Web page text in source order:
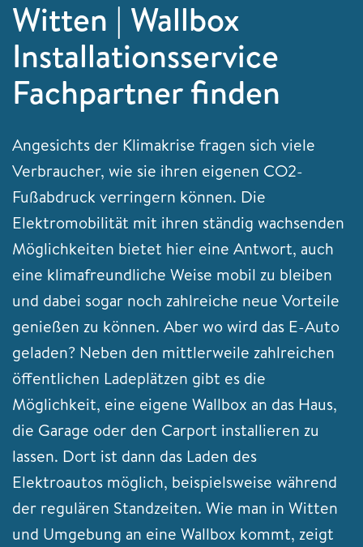
Witten | Wallbox
Installationsservice
Fachpartner finden
Angesichts der Klimakrise fragen sich viele
Verbraucher, wie sie ihren eigenen CO2-
Fußabdruck verringern können. Die
Elektromobilität mit ihren ständig wachsenden
Möglichkeiten bietet hier eine Antwort, auch
eine klimafreundliche Weise mobil zu bleiben
und dabei sogar noch zahlreiche neue Vorteile
genießen zu können. Aber wo wird das E-Auto
geladen? Neben den mittlerweile zahlreichen
öffentlichen Ladeplätzen gibt es die
Möglichkeit, eine eigene Wallbox an das Haus,
die Garage oder den Carport installieren zu
lassen. Dort ist dann das Laden des
Elektroautos möglich, beispielsweise während
der regulären Standzeiten. Wie man in Witten
und Umgebung an eine Wallbox kommt, zeigt